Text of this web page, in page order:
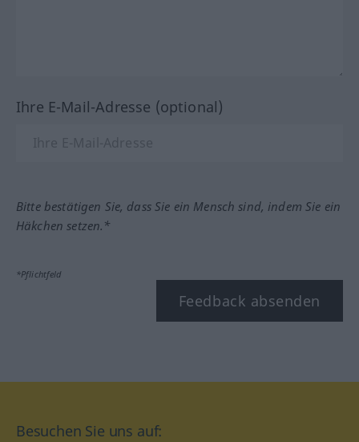
Ihre E-Mail-Adresse (optional)
Bitte bestätigen Sie, dass Sie ein Mensch sind, indem Sie ein
Häkchen setzen.*
*Pflichtfeld
Feedback absenden
Besuchen Sie uns auf: